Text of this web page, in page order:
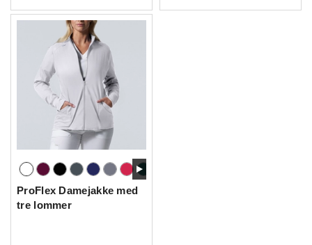
ProFlex Damejakke med
tre lommer